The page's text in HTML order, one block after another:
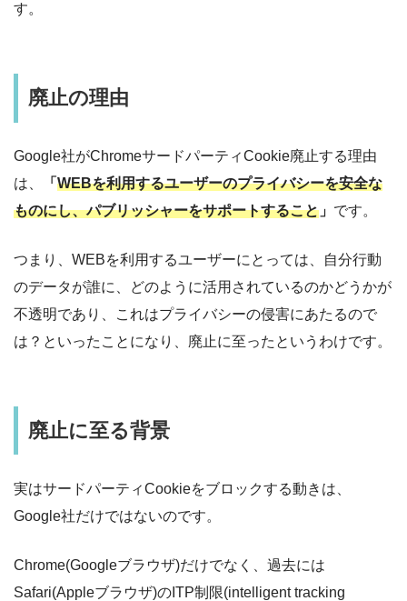
す。
廃止の理由
Google社がChromeサードパーティCookie廃止する理由
は、
「 WEBを利用するユーザーのプライバシーを安全な
ものにし、パブリッシャーをサポートすること 」 です。
つまり、WEBを利用するユーザーにとっては、自分行動
のデータが誰に、どのように活用されているのかどうかが
不透明であり、これはプライバシーの侵害にあたるので
は？といったことになり、廃止に至ったというわけです。
廃止に至る背景
実はサードパーティCookieをブロックする動きは、
Google社だけではないのです。
Chrome(Googleブラウザ)だけでなく、過去には
Safari(Appleブラウザ)のITP制限(intelligent tracking